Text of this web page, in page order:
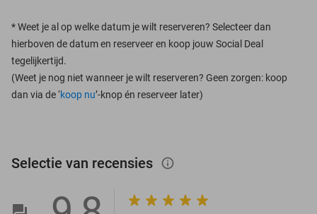
*Weet je al op welke datum je wilt reserveren? Selecteer dan
hierboven de datum en reserveer en koop jouw Social Deal
tegelijkertijd.
(Weet je nog niet wanneer je wilt reserveren? Geen zorgen: koop
dan via de ‘koop nu’-knop én reserveer later)
Selectie van recensies info_outlined